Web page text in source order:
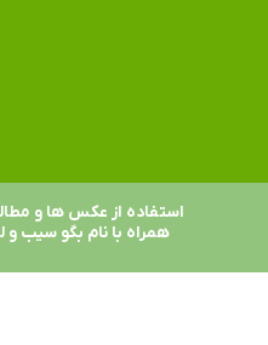
استفاده از عکس ها و
همراه با نام بگو سیب و